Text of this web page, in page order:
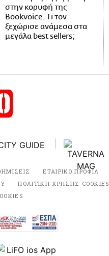
στην κορυφή της
Bookvoice. Τι τον
ξεχώρισε ανάμεσα στα
μεγάλα best sellers;
ΕΤΑΙΡΙΚΟ ΠΡΟΦΙΛ
ΠΟΛΙΤΙΚΗ ΧΡΗΣΗΣ COOKIES